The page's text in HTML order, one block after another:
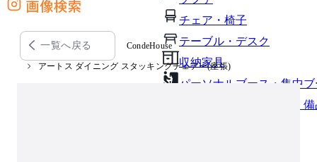
チェア・椅子
テーブル・デスク
収納家具
パーソナルブース・集中
オフィスアクセサリー・
外部サイトの商品をカートに追加
他のサイトで見つけた商品ページのURLを貼り付けて、カートに追加できます
画像検索
一覧へ戻る CondeHouse
アートス ダイニング スタッキングチェアー(座張)